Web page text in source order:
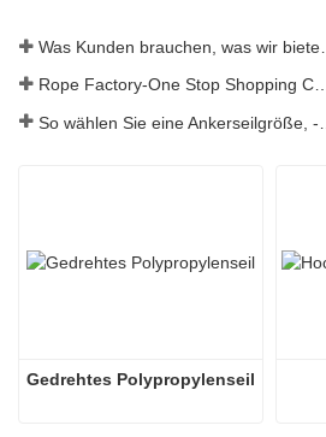
Rope Factory-One Stop
Gedrehtes Polypropylenseil